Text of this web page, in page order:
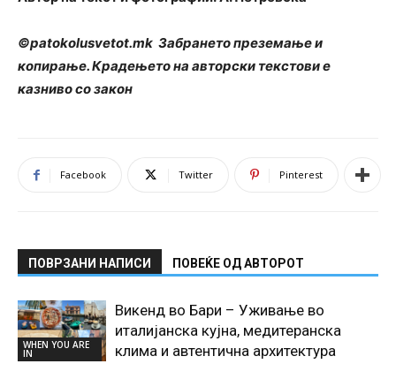
©patokolusvetot.mk Забрането преземање и
копирање. Крадењето на авторски текстови е
казниво со закон
Facebook Twitter Pinterest
ПОВРЗАНИ НАПИСИ ПОВЕЌЕ ОД АВТОРОТ
WHEN YOU ARE
IN
Викенд во Бари – Уживање во
италијанска кујна, медитеранска
клима и автентична архитектура